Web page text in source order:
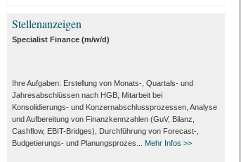
Stellenanzeigen
Specialist Finance (m/w/d)
Ihre Aufgaben: Erstellung von Monats‑, Quartals‑ und
Jahresabschlüssen nach HGB, Mitarbeit bei
Konsolidierungs‑ und Konzernabschlussprozessen, Analyse
und Aufbereitung von Finanzkennzahlen (GuV, Bilanz,
Cashflow, EBIT-Bridges), Durchführung von Forecast‑,
Budgetierungs‑ und Planungsprozes...
Mehr Infos >>